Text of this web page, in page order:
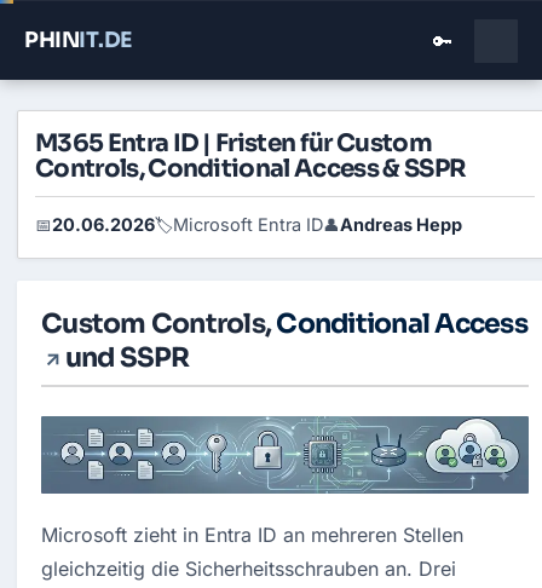
PHINIT.DE 🔑
M365 Entra ID | Fristen für Custom
Controls, Conditional Access & SSPR
📅20.06.2026🏷️Microsoft Entra ID👤Andreas Hepp
Custom Controls,Conditional Access
und SSPR
Microsoft zieht in Entra ID an mehreren Stellen
gleichzeitig die Sicherheitsschrauben an. Drei